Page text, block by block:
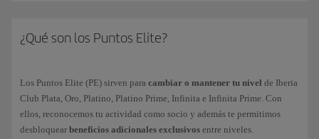
¿Qué son los Puntos Elite?
Los Puntos Elite (PE) sirven para cambiar o mantener tu nivel de Iberia
Club Plata, Oro, Platino, Platino Prime, Infinita e Infinita Prime. Con
ellos, reconocemos tu actividad como socio y además te permitimos
desbloquear beneficios adicionales exclusivos entre niveles.